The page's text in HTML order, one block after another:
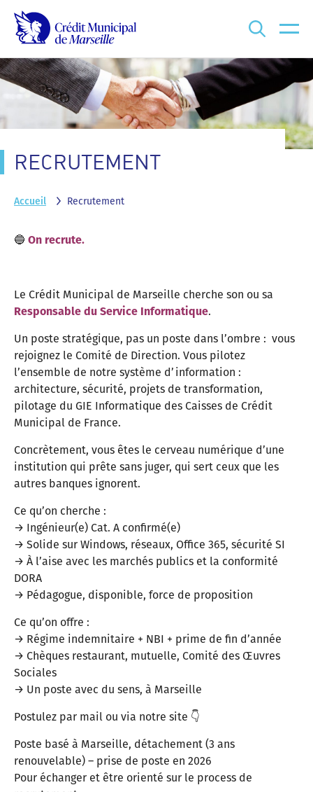
Que recherchez-vous ?
Accueil Recrutement
RECRUTEMENT
🔵 On recrute.
Le Crédit Municipal de Marseille cherche son ou sa
Responsable du Service Informatique.
Un poste stratégique, pas un poste dans l’ombre : vous
rejoignez le Comité de Direction. Vous pilotez
l’ensemble de notre système d’information :
architecture, sécurité, projets de transformation,
pilotage du GIE Informatique des Caisses de Crédit
Municipal de France.
Concrètement, vous êtes le cerveau numérique d’une
institution qui prête sans juger, qui sert ceux que les
autres banques ignorent.
Ce qu’on cherche :
→ Ingénieur(e) Cat. A confirmé(e)
→ Solide sur Windows, réseaux, Office 365, sécurité SI
→ À l’aise avec les marchés publics et la conformité
DORA
→ Pédagogue, disponible, force de proposition
Ce qu’on offre :
→ Régime indemnitaire + NBI + prime de fin d’année
→ Chèques restaurant, mutuelle, Comité des Œuvres
Sociales
→ Un poste avec du sens, à Marseille
Postulez par mail ou via notre site 👇
Poste basé à Marseille, détachement (3 ans
renouvelable) – prise de poste en 2026
Pour échanger et être orienté sur le process de